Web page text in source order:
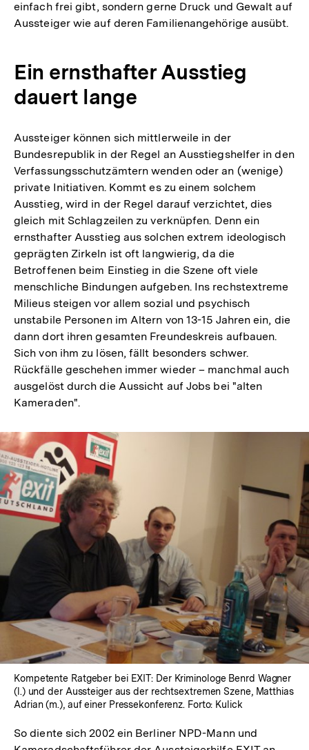
einfach frei gibt, sondern gerne Druck und Gewalt auf
Aussteiger wie auf deren Familienangehörige ausübt.
Ein ernsthafter Ausstieg
dauert lange
Aussteiger können sich mittlerweile in der
Bundesrepublik in der Regel an Ausstiegshelfer in den
Verfassungsschutzämtern wenden oder an (wenige)
private Initiativen. Kommt es zu einem solchem
Ausstieg, wird in der Regel darauf verzichtet, dies
gleich mit Schlagzeilen zu verknüpfen. Denn ein
ernsthafter Ausstieg aus solchen extrem ideologisch
geprägten Zirkeln ist oft langwierig, da die
Betroffenen beim Einstieg in die Szene oft viele
menschliche Bindungen aufgeben. Ins rechstextreme
Milieus steigen vor allem sozial und psychisch
unstabile Personen im Altern von 13-15 Jahren ein, die
dann dort ihren gesamten Freundeskreis aufbauen.
Sich von ihm zu lösen, fällt besonders schwer.
Rückfälle geschehen immer wieder – manchmal auch
ausgelöst durch die Aussicht auf Jobs bei "alten
Kameraden".
In
Lightbox
öffnen
Kompetente Ratgeber bei EXIT: Der Kriminologe Benrd Wagner
(l.) und der Aussteiger aus der rechtsextremen Szene, Matthias
Adrian (m.), auf einer Pressekonferenz. Forto: Kulick
So diente sich 2002 ein Berliner NPD-Mann und